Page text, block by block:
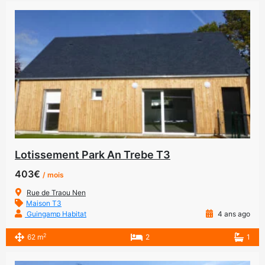
Lotissement Park An Trebe T3
403€ / mois
Rue de Traou Nen
Maison T3
Guingamp Habitat
4 ans ago
62 m2 2 1